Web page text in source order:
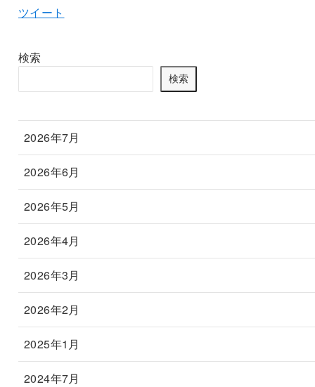
ツイート
検索
検索
2026年7月
2026年6月
2026年5月
2026年4月
2026年3月
2026年2月
2025年1月
2024年7月